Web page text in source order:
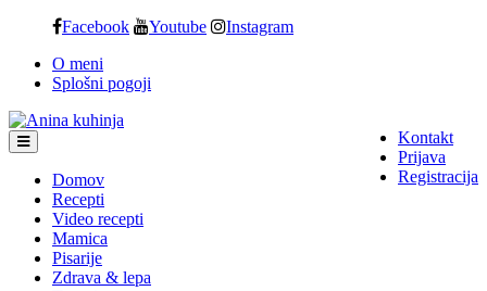
content
Facebook Youtube Instagram
O meni
Splošni pogoji
Kontakt
Prijava
Registracija
Domov
Recepti
Video recepti
Mamica
Pisarije
Zdrava & lepa